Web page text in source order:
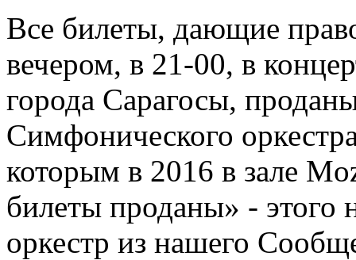
Все билеты, дающие
вечером, в 21-00, в
города Сарагосы,
Симфонического
которым в 2016 в зале
билеты проданы» - этого
оркестр из нашего